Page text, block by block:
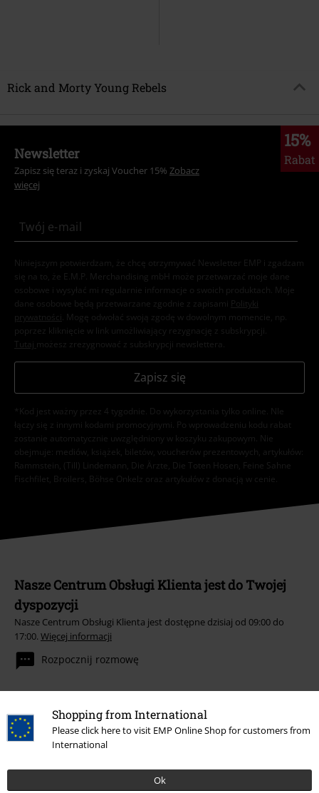
Shopping from International
Please click here to visit EMP Online Shop for customers from
International
Ok
Rick and Morty Young Rebels
15%
Rabat
Newsletter
Zapisz się teraz i zyskaj Voucher 15% Zobacz
więcej
Niniejszym potwierdzam, że chcę otrzymywać Newsletter EMP i zgadzam
się na to, że E.M.P. Merchandising mbH może przetwarzać moje dane
osobowe i wysyłać mi regularnie informacje o swoich produktach. Moje
dane osobowe będą przetwarzane zgodnie z zapisami
Polityki
prywatności . Mogę odwołać swoją zgodę w dowolnym momencie, np.
poprzez kliknięcie w link umożliwiający rezygnację z subskrypcji.
Tutaj możesz zrezygnować z subskrypcji newslettera.
Zapisz się
*Kod jest ważny przez 4 tygodnie. Do wykorzystania tylko online. NIe
łączy się z innymi kodami promocyjnymi. Po wprowadzeniu kodu rabat
zostanie automatycznie uwzględniony w koszyku zakupowym. Nie
obejmuje: mediów, książek, biletów, voucherów prezentowych, artykułów:
Rammstein, (Till) Lindemann, Die Ärzte, Die Toten Hosen, Feine Sahne
Fischfilet, Broilers, Böhse Onkelz oraz artykułów z donacją w cenie.
Nasze Centrum Obsługi Klienta jest do Twojej
dyspozycji
Nasze Centrum Obsługi Klienta jest dostępne dzisiaj od 09:00 do
17:00. Więcej informacji
Rozpocznij rozmowę
Obsługa Klienta